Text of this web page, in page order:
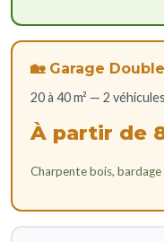
🏡 Garage Double
20 à 40 m² — 2 véhicules
À partir de
Charpente bois,